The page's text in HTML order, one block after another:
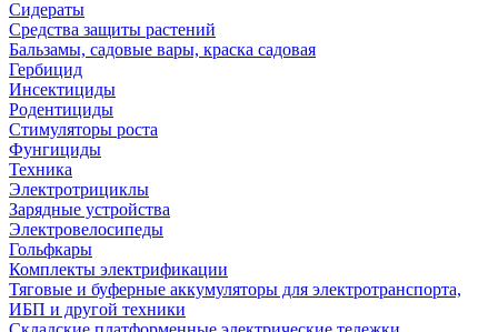
Сидераты
Средства защиты растений
Бальзамы, садовые вары, краска садовая
Гербицид
Инсектициды
Родентициды
Стимуляторы роста
Фунгициды
Техника
Электротрициклы
Зарядные устройства
Электровелосипеды
Гольфкары
Комплекты электрификации
Тяговые и буферные аккумуляторы для электротранспорта,
ИБП и другой техники